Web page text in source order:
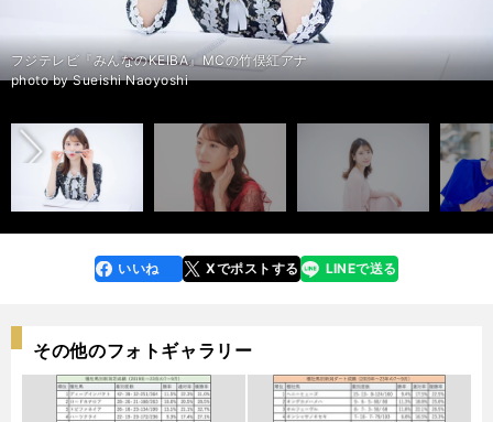
フジテレビ『みんなのKEIBA』MCの竹俣紅アナ
photo by Sueishi Naoyoshi
前へ
faceboo
k
いいね Xでポストする
line LINEで送る
その他のフォトギャラリー